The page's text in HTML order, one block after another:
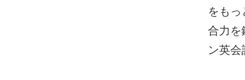
をも
合力を
ン英会